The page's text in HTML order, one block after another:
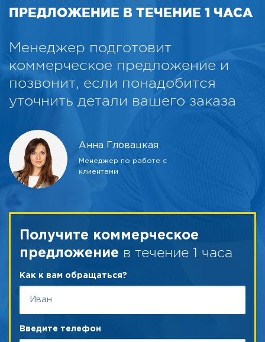
ПРЕДЛОЖЕНИЕ В ТЕЧЕНИЕ 1 ЧАСА
Менеджер подготовит
коммерческое предложение и
позвонит, если понадобится
уточнить детали вашего заказа
Анна Гловацкая
Менеджер по работе с
клиентами
Получите коммерческое
предложение в течение 1 часа
Как к вам обращаться?
Введите телефон